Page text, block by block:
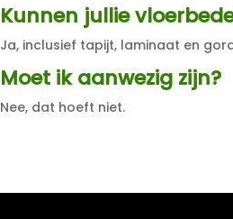
Kunnen jullie
Ja, inclusief tapijt, laminaat en
Moet ik aanwezig zijn?
Nee, dat hoeft niet.